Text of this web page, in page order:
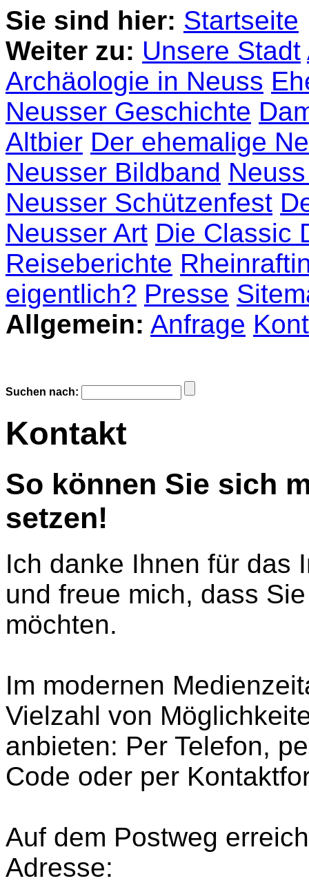
Sie sind hier: Startseite
Weiter zu: Unsere Stadt
Archäologie in Neuss
Neusser Geschichte
Altbier Der ehemalige
Neusser Bildband
Neusser Schützenfest
Neusser Art Die Classic
Reiseberichte
eigentlich? Presse
Allgemein: Anfrage
Suchen nach:
Kontakt
So können Sie sich
setzen!
Ich danke Ihnen für das
und freue mich, dass
möchten.
Im modernen
Vielzahl von
anbieten: Per Telefon,
Code oder per
Auf dem Postweg
Adresse: